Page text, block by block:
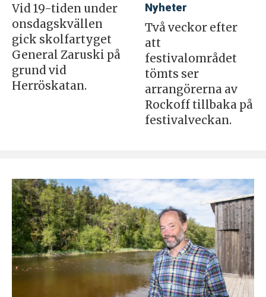
Vid 19-tiden under
onsdagskvällen
gick skolfartyget
General Zaruski på
grund vid
Herröskatan.
Nyheter
Två veckor efter
att
festivalområdet
tömts ser
arrangörerna av
Rockoff tillbaka på
festivalveckan.